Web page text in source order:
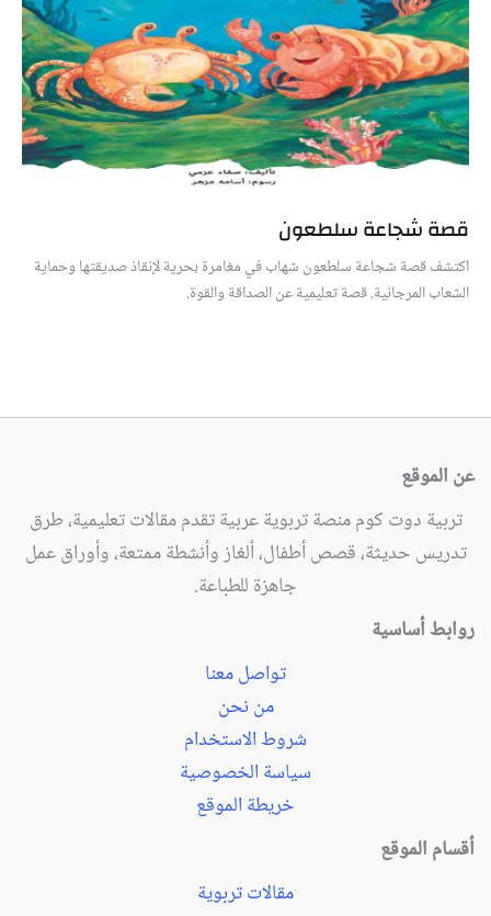
قصة شجاعة سلطعون
اكتشف قصة شجاعة سلطعون شهاب في مغامرة بحرية لإنقاذ صديقتها وحماية
الشعاب المرجانية. قصة تعليمية عن الصداقة والقوة.
عن الموقع
تربية دوت كوم منصة تربوية عربية تقدم مقالات تعليمية، طرق
تدريس حديثة، قصص أطفال، ألغاز وأنشطة ممتعة، وأوراق عمل
جاهزة للطباعة.
روابط أساسية
تواصل معنا
من نحن
شروط الاستخدام
سياسة الخصوصية
خريطة الموقع
أقسام الموقع
مقالات تربوية